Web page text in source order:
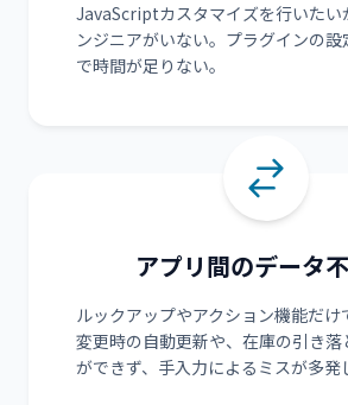
JavaScriptカスタマイズを行いたい
ンジニアがいない。プラグインの
で時間が足りない。
アプリ間のデータ
ルックアップやアクション機能だけ
変更時の自動更新や、在庫の引き
ができず、手入力によるミスが多発